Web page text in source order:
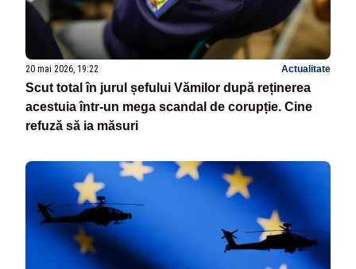
20 mai 2026, 19:22 Actualitate
Scut total în jurul șefului Vămilor după reținerea
acestuia într-un mega scandal de corupție. Cine
refuză să ia măsuri